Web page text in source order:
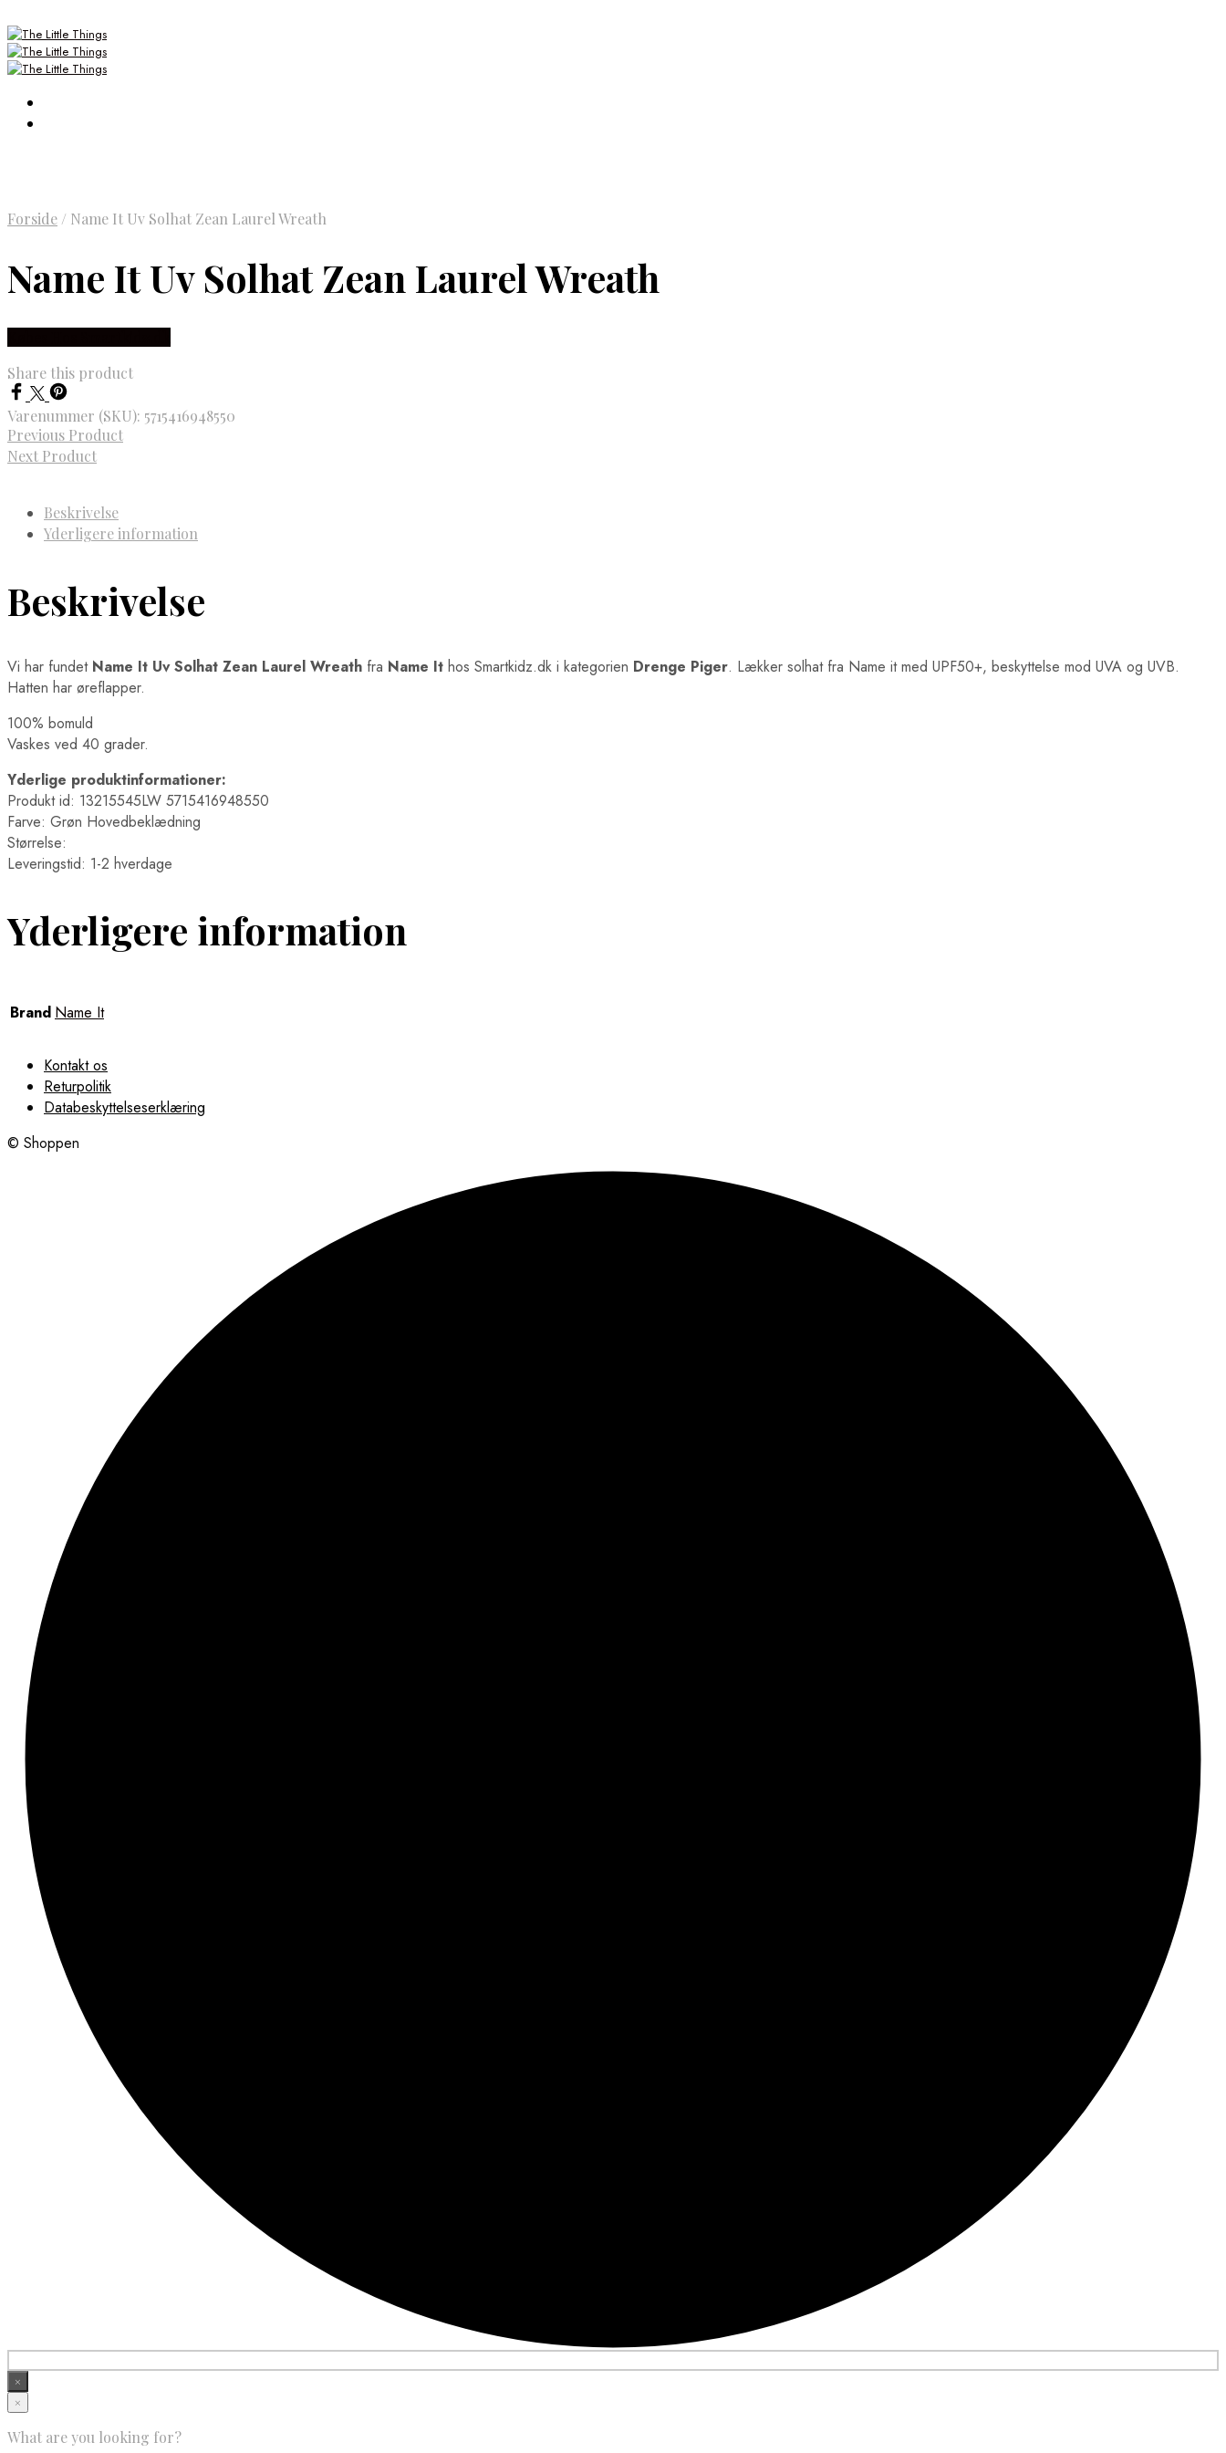
Forside / Name It Uv Solhat Zean Laurel Wreath
Name It Uv Solhat Zean Laurel Wreath
Share this product
Varenummer (SKU): 5715416948550
Previous Product
Next Product
Beskrivelse
Yderligere information
Beskrivelse
Vi har fundet Name It Uv Solhat Zean Laurel Wreath fra Name It hos Smartkidz.dk i kategorien Drenge Piger. Lækker solhat fra Name it med UPF50+, beskyttelse mod UVA og UVB.
Hatten har øreflapper.
100% bomuld
Vaskes ved 40 grader.
Yderlige produktinformationer:
Produkt id: 13215545LW 5715416948550
Farve: Grøn Hovedbeklædning
Størrelse:
Leveringstid: 1-2 hverdage
Yderligere information
Brand Name It
Kontakt os
Returpolitik
Databeskyttelseserklæring
© Shoppen
×
×
What are you looking for?